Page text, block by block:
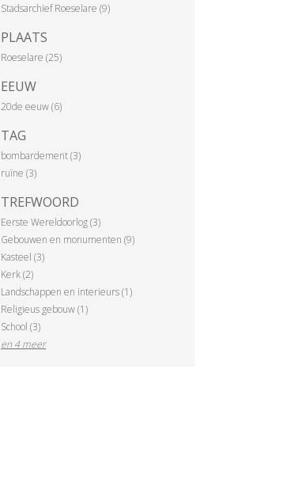
Stadsarchief Roeselare (9)
PLAATS
Roeselare (25)
EEUW
20de eeuw (6)
TAG
bombardement (3)
ruïne (3)
TREFWOORD
Eerste Wereldoorlog (3)
Gebouwen en monumenten (9)
Kasteel (3)
Kerk (2)
Landschappen en interieurs (1)
Religieus gebouw (1)
School (3)
en 4 meer